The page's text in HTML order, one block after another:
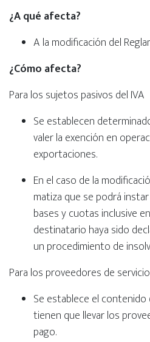
¿A qué afecta?
A la modificación del
¿Cómo afecta?
Para los sujetos pasivos del IVA
Se establecen
valer la exención en
exportaciones.
En el caso de la
matiza que se podrá
bases y cuotas inclusive
destinatario haya sido
un procedimiento de
Para los proveedores de
Se establece el
tienen que llevar los
pago.